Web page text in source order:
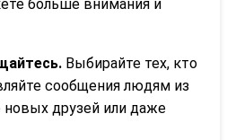
больше внимания и
Выбирайте тех, кто
сообщения людям из
новых друзей или даже